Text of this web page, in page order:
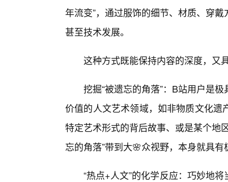
年流变”，通过服饰的细节、材质、穿
甚至技术发展。
这种方式既能保持内容的深度，又
挖掘“被遗忘的角落”：B站用户是
价值的人文艺术领域，如非物质文化
特定艺术形式的背后故事、或是某个地
忘的角落”带到大🌸众视野，本身就具
“热点+人文”的化学反应：巧妙地